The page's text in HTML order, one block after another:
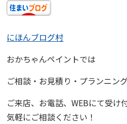
にほんブログ村
おかちゃんペイントでは
ご相談・お見積り・プランニン
ご来店、お電話、WEBにて受け
気軽にご相談ください！